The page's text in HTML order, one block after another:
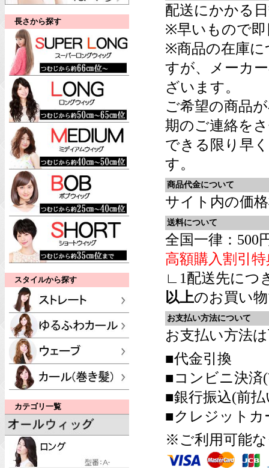
長さから探す
スタイルから探す
カテゴリ一覧
配送にかかる
※早いもので即
※商品の在庫に
すが、メーカ
ざいます。
ご希望の商品
期のご連絡を
できる限り早
す。
商品代金について
サイト内の価
送料について
全国一律：500
高額購入割引特
∟1配送先につ
以上のお買い
お支払い方法について
お支払い方法
■代金引換
■コンビニ決済
■銀行振込(前払
■クレジットカ
※ご利用可能